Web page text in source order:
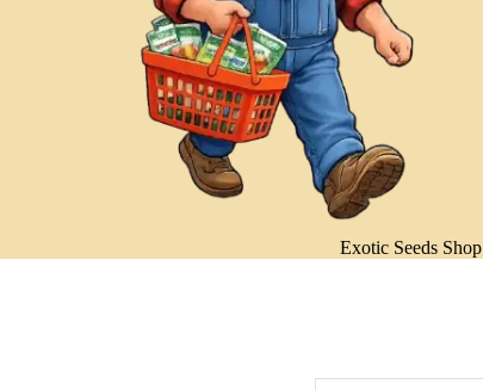
Exotic Seeds Shop